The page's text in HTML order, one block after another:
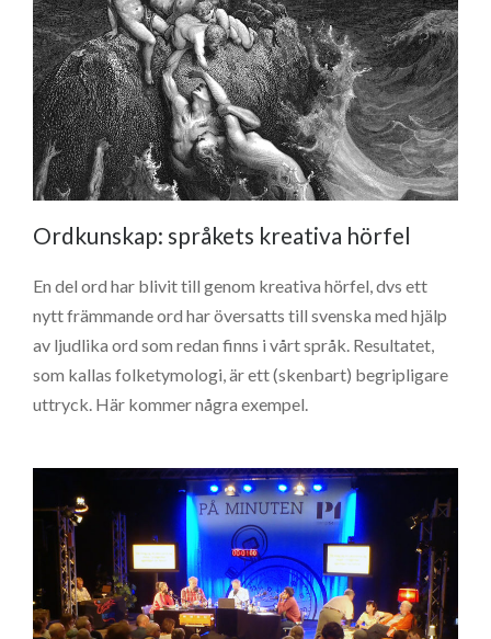
Ordkunskap: språkets kreativa hörfel
En del ord har blivit till genom kreativa hörfel, dvs ett
nytt främmande ord har översatts till svenska med hjälp
av ljudlika ord som redan finns i vårt språk. Resultatet,
som kallas folketymologi, är ett (skenbart) begripligare
uttryck. Här kommer några exempel.